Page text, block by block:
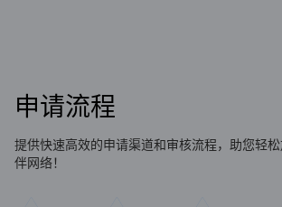
申请流程
提供快速高效的申请渠道和审核流程，助您轻
伴网络！